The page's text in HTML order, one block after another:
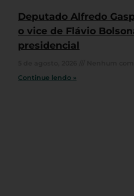
Deputado Alfredo
o vice de Flávio
presidencial
Continue lendo »